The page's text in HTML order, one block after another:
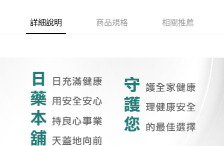
詳細說明 商品規格 相關推薦